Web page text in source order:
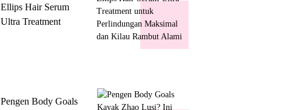
Ellips Hair Serum
Ultra Treatment
Pengen Body Goals